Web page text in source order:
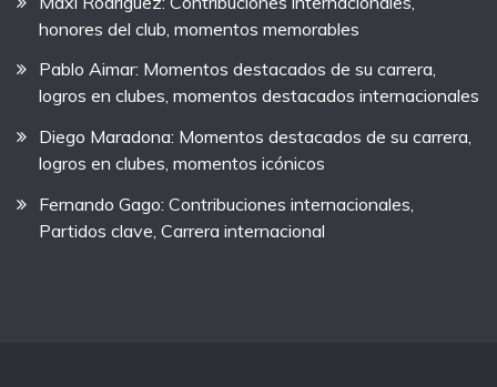
honores del club, momentos memorables
Pablo Aimar: Momentos destacados de su carrera,
logros en clubes, momentos destacados internacionales
Diego Maradona: Momentos destacados de su carrera,
logros en clubes, momentos icónicos
Fernando Gago: Contribuciones internacionales,
Partidos clave, Carrera internacional